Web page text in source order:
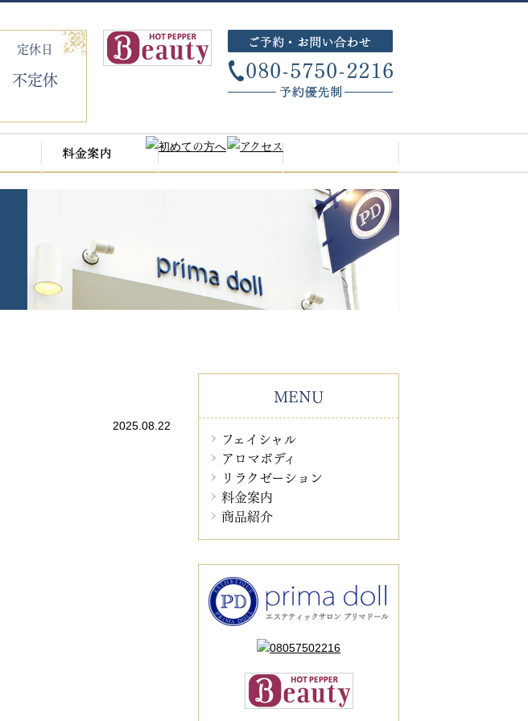
定休日
不定休
2025.08.22
MENU
フェイシャル
アロマボディ
リラクゼーション
料金案内
商品紹介